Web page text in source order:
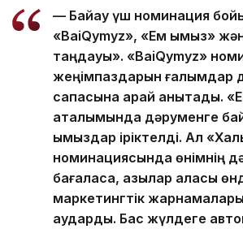
— Байқау үш номинация
«BaiQymyz», «Ем қымыз»
таңдауы». «BaiQymyz»
жеңімпаздарын ғалымдар
сапасына қарай анықтады.
аталымында дәруменге
қымыздар іріктелді. Ал
номинациясында өнімнің
бағаласа, қазылар алқасы
маркетингтік
аударды. Бас жүлдеге